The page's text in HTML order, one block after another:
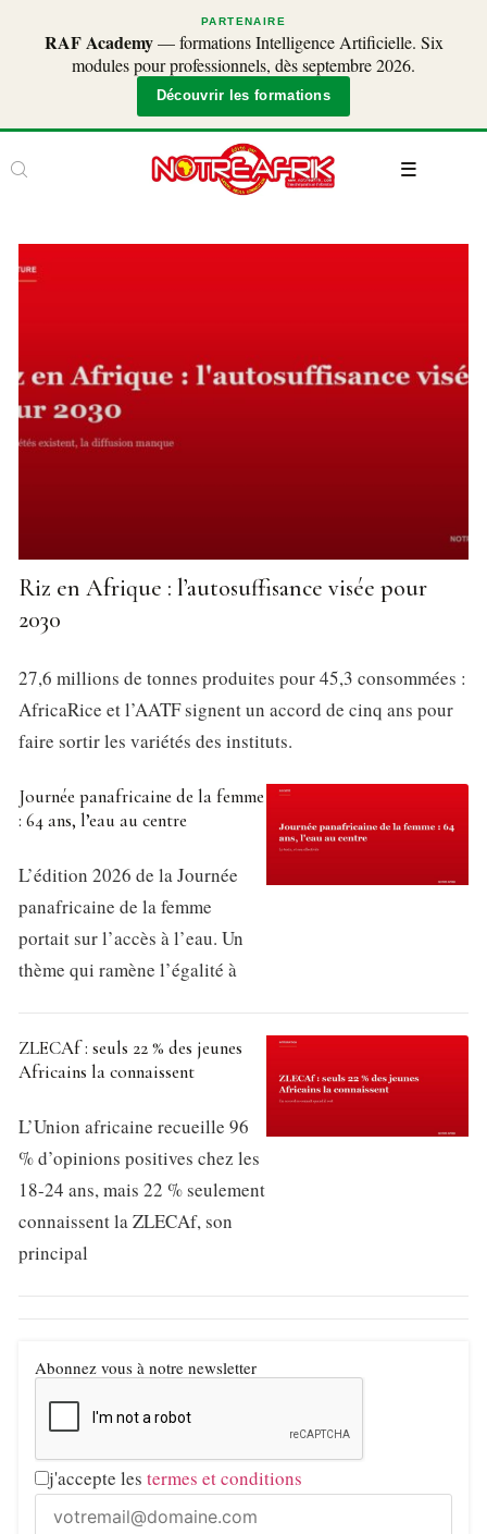
PARTENAIRE
RAF Academy— formations Intelligence Artificielle. Six
modules pour professionnels, dès septembre 2026.
Découvrir les formations
Riz en Afrique : l’autosuffisance visée pour
2030
27,6 millions de tonnes produites pour 45,3 consommées :
AfricaRice et l’AATF signent un accord de cinq ans pour
faire sortir les variétés des instituts.
Journée panafricaine de la femme
: 64 ans, l’eau au centre
L’édition 2026 de la Journée
panafricaine de la femme
portait sur l’accès à l’eau. Un
thème qui ramène l’égalité à
ZLECAf : seuls 22 % des jeunes
Africains la connaissent
L’Union africaine recueille 96
% d’opinions positives chez les
18-24 ans, mais 22 % seulement
connaissent la ZLECAf, son
principal
Abonnez vous à notre newsletter
j'accepte les termes et conditions